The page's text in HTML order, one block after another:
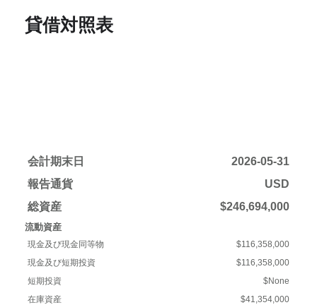
貸借対照表
会計期末日
2026-05-31
報告通貨
USD
総資産
$246,694,000
流動資産
現金及び現金同等物
$116,358,000
現金及び短期投資
$116,358,000
短期投資
$None
在庫資産
$41,354,000